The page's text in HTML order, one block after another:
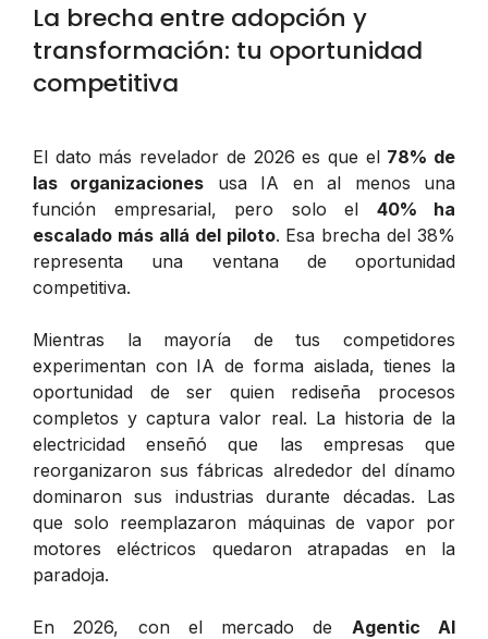
La brecha entre adopción y
transformación: tu oportunidad
competitiva
El dato más revelador de 2026 es que el 78% de
las organizaciones usa IA en al menos una
función empresarial, pero solo el 40% ha
escalado más allá del piloto. Esa brecha del 38%
representa una ventana de oportunidad
competitiva.
Mientras la mayoría de tus competidores
experimentan con IA de forma aislada, tienes la
oportunidad de ser quien rediseña procesos
completos y captura valor real. La historia de la
electricidad enseñó que las empresas que
reorganizaron sus fábricas alrededor del dínamo
dominaron sus industrias durante décadas. Las
que solo reemplazaron máquinas de vapor por
motores eléctricos quedaron atrapadas en la
paradoja.
En 2026, con el mercado de Agentic AI